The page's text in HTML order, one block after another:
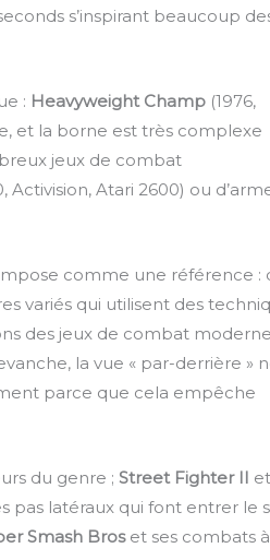
s’inspirant beaucoup
: Heavyweight Champ (1976,
et la borne est très complexe
jeux de combat
Activision, Atari 2600) ou
comme une référence :
variés qui utilisent des
des jeux de combat
la vue « par-derrière »
parce que cela empêche
du genre ; Street Fighter II
pas latéraux qui font entrer le
Smash Broset ses combats